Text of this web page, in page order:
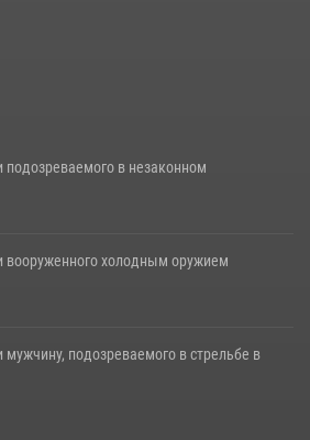
в незаконном
вооруженного холодным оружием
подозреваемого в стрельбе в